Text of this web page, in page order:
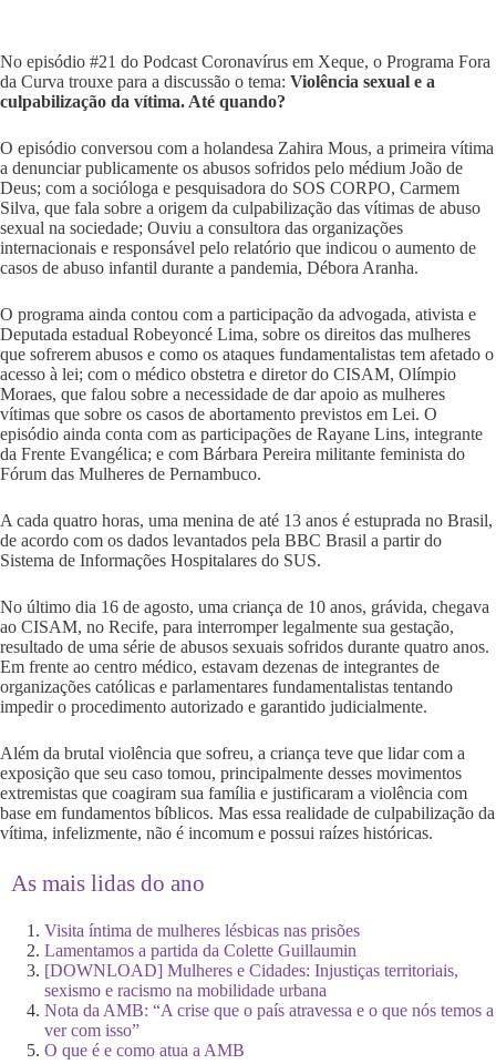
No episódio #21 do Podcast Coronavírus em Xeque, o Programa Fora
da Curva trouxe para a discussão o tema: Violência sexual e a
culpabilização da vítima. Até quando?
O episódio conversou com a holandesa Zahira Mous, a primeira vítima
a denunciar publicamente os abusos sofridos pelo médium João de
Deus; com a socióloga e pesquisadora do SOS CORPO, Carmem
Silva, que fala sobre a origem da culpabilização das vítimas de abuso
sexual na sociedade; Ouviu a consultora das organizações
internacionais e responsável pelo relatório que indicou o aumento de
casos de abuso infantil durante a pandemia, Débora Aranha.
O programa ainda contou com a participação da advogada, ativista e
Deputada estadual Robeyoncé Lima, sobre os direitos das mulheres
que sofrerem abusos e como os ataques fundamentalistas tem afetado o
acesso à lei; com o médico obstetra e diretor do CISAM, Olímpio
Moraes, que falou sobre a necessidade de dar apoio as mulheres
vítimas que sobre os casos de abortamento previstos em Lei. O
episódio ainda conta com as participações de Rayane Lins, integrante
da Frente Evangélica; e com Bárbara Pereira militante feminista do
Fórum das Mulheres de Pernambuco.
A cada quatro horas, uma menina de até 13 anos é estuprada no Brasil,
de acordo com os dados levantados pela BBC Brasil a partir do
Sistema de Informações Hospitalares do SUS.
No último dia 16 de agosto, uma criança de 10 anos, grávida, chegava
ao CISAM, no Recife, para interromper legalmente sua gestação,
resultado de uma série de abusos sexuais sofridos durante quatro anos.
Em frente ao centro médico, estavam dezenas de integrantes de
organizações católicas e parlamentares fundamentalistas tentando
impedir o procedimento autorizado e garantido judicialmente.
Além da brutal violência que sofreu, a criança teve que lidar com a
exposição que seu caso tomou, principalmente desses movimentos
extremistas que coagiram sua família e justificaram a violência com
base em fundamentos bíblicos. Mas essa realidade de culpabilização da
vítima, infelizmente, não é incomum e possui raízes históricas.
As mais lidas do ano
Visita íntima de mulheres lésbicas nas prisões
Lamentamos a partida da Colette Guillaumin
[DOWNLOAD] Mulheres e Cidades: Injustiças territoriais,
sexismo e racismo na mobilidade urbana
Nota da AMB: “A crise que o país atravessa e o que nós temos a
ver com isso”
O que é e como atua a AMB